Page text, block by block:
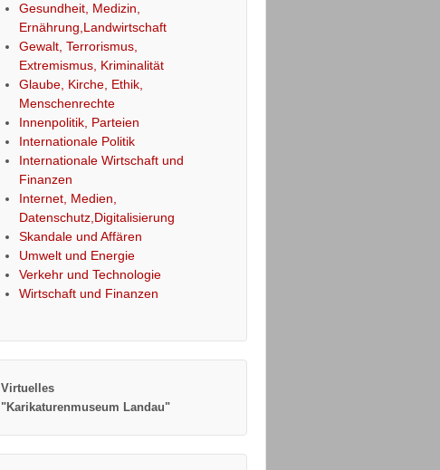
Gesundheit, Medizin,
Ernährung,Landwirtschaft
Gewalt, Terrorismus,
Extremismus, Kriminalität
Glaube, Kirche, Ethik,
Menschenrechte
Innenpolitik, Parteien
Internationale Politik
Internationale Wirtschaft und
Finanzen
Internet, Medien,
Datenschutz,Digitalisierung
Skandale und Affären
Umwelt und Energie
Verkehr und Technologie
Wirtschaft und Finanzen
Virtuelles
"Karikaturenmuseum Landau"